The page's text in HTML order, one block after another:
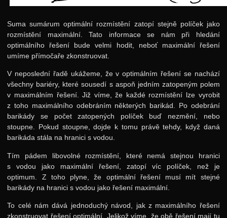
Suma sumárum optimální rozmístění zatopí stejně políček jako
rozmístění maximální. Tato informace se nám při hledání
optimálního řešení bude velmi hodit, neboť maximální řešení
umíme přímočaře zkonstruovat.
V neposlední řadě ukážeme, že v optimálním řešení se nachází
všechny bariéry, které sousedí s aspoň jedním zatopeným polem
v maximálním řešení. Již víme, že každé rozmístění lze vyrobit
z toho maximálního odebráním některých barikád. Po odebrání
barikády se počet zatopených políček buď nezmění, nebo
stoupne. Pokud stoupne, dojde k tomu právě tehdy, když daná
barikáda stála na hranici s vodou.
Tím pádem libovolné rozmístění, které nemá stejnou hranici
s vodou jako maximální řešení, zatopí víc políček, než je
optimum. Z toho plyne, že optimální řešení musí mít stejné
barikády na hranici s vodou jako řešení maximální.
To celé nám dává jednoduchý návod, jak z maximálního řešení
zkonstruovat řešení optimální. Jelikož víme, že obě řešení mají tu